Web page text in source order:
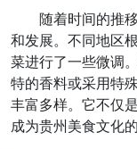
随着时间的推
和发展。不同地区
菜进行了一些微调
特的香料或采用特
丰富多样。它不仅
成为贵州美食文化